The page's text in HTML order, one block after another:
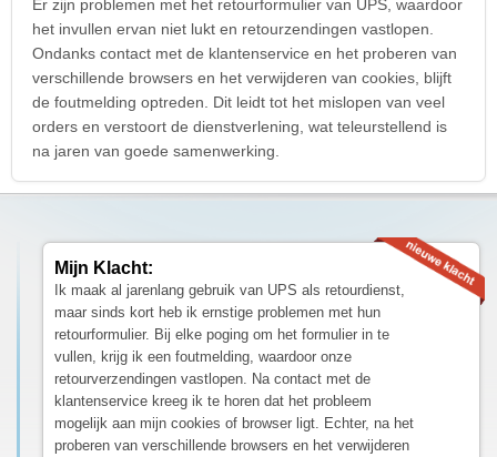
Er zijn problemen met het retourformulier van UPS, waardoor
het invullen ervan niet lukt en retourzendingen vastlopen.
Ondanks contact met de klantenservice en het proberen van
verschillende browsers en het verwijderen van cookies, blijft
de foutmelding optreden. Dit leidt tot het mislopen van veel
orders en verstoort de dienstverlening, wat teleurstellend is
na jaren van goede samenwerking.
Mijn Klacht:
Ik maak al jarenlang gebruik van UPS als retourdienst,
maar sinds kort heb ik ernstige problemen met hun
retourformulier. Bij elke poging om het formulier in te
vullen, krijg ik een foutmelding, waardoor onze
retourverzendingen vastlopen. Na contact met de
klantenservice kreeg ik te horen dat het probleem
mogelijk aan mijn cookies of browser ligt. Echter, na het
proberen van verschillende browsers en het verwijderen